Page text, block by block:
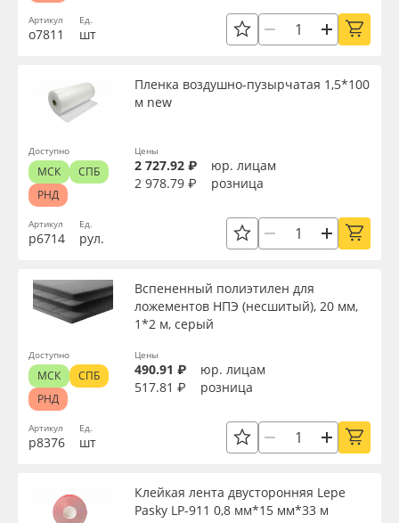
Артикул
о7811
Ед.
шт
Артикул
р6714
Пленка воздушно-пузырчатая 1,5*100
м new
Ед.
рул.
Цены
2 727.92 ₽
юр. лицам
2 978.79 ₽
розница
Доступно
МСК
СПБ
РНД
Артикул
р8376
Вспененный полиэтилен для
ложементов НПЭ (несшитый), 20 мм,
1*2 м, серый
Ед.
шт
Цены
490.91 ₽
юр. лицам
517.81 ₽
розница
Доступно
МСК
СПБ
РНД
Клейкая лента двусторонняя Lepe
Pasky LP-911 0,8 мм*15 мм*33 м